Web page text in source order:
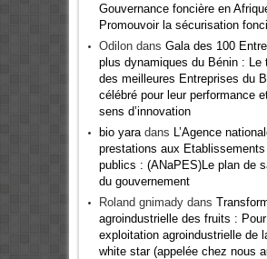
Gouvernance foncière en
Promouvoir la sécurisation
Odilondans Gala des 100
plus dynamiques du Bénin : Le
des meilleures Entreprises du
célébré pour leur performance
sens d’innovation
bio yaradans L’Agence
prestations aux
publics : (ANaPES)Le plan de
du gouvernement
Roland gnimadydans
agroindustrielle des fruits :
exploitation agroindustrielle de
white star (appelée chez nous